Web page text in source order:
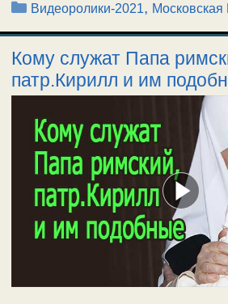
Рубрики
Видеоролики-2021, Московская
Кому служат Папа
патр.Кирилл и им